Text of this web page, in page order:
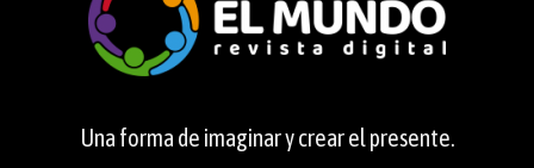
Una forma de imaginar y crear el presente.